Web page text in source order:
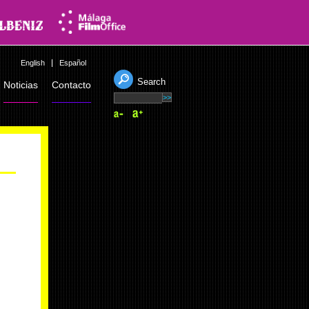
Español
English
Noticias Contacto Search